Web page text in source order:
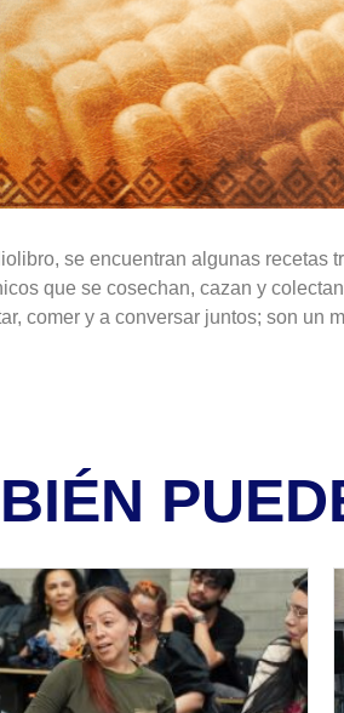
se encuentran algunas recetas
que se cosechan, cazan y
comer y a conversar juntos; son un